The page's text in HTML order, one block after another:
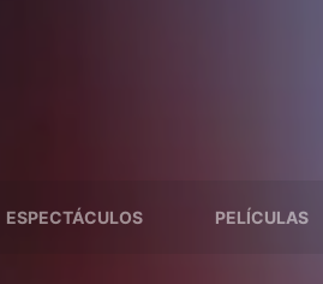
ESPECTÁCULOS PELÍCULAS